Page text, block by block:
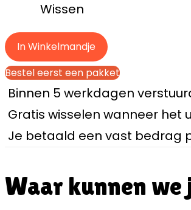
Wissen
In Winkelmandje
Bestel eerst een pakket
Binnen 5 werkdagen
Gratis wisselen wanneer het
Je betaald een vast bedrag
Waar kunnen we